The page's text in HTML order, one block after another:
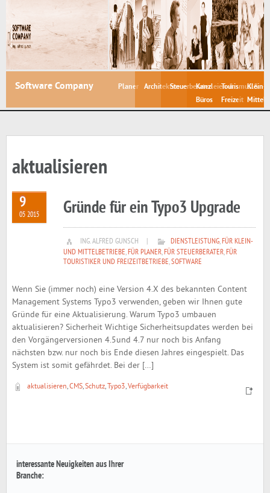
Software Company Planer ArchitektenSteuerberaterKanzleien &
Büros
Tourismus &
Freizeit
Klein-
aktualisieren
9
05 2015 Gründe für ein Typo3 Upgrade
ING. ALFRED GUNSCH DIENSTLEISTUNG,FÜR KLEIN-
UND MITTELBETRIEBE,FÜR PLANER,FÜR STEUERBERATER,FÜR
TOURISTIKER UND FREIZEITBETRIEBE,SOFTWARE
Wenn Sie (immer noch) eine Version 4.X des bekannten Content
Management Systems Typo3 verwenden, geben wir Ihnen gute
Gründe für eine Aktualisierung. Warum Typo3 umbauen
aktualisieren? Sicherheit Wichtige Sicherheitsupdates werden bei
den Vorgängerversionen 4.5und 4.7 nur noch bis Anfang
nächsten bzw. nur noch bis Ende diesen Jahres eingespielt. Das
System ist somit gefährdet. Bei der […]
aktualisieren,CMS,Schutz, Typo3,Verfügbarkeit
interessante Neuigkeiten aus Ihrer
Branche: